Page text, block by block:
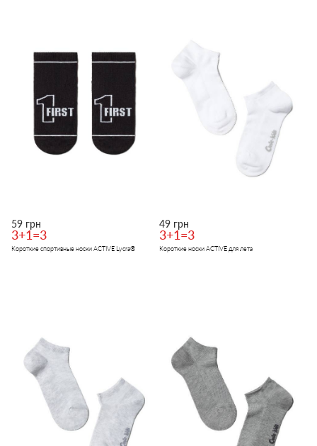
59 грн
3+1=3
Короткие спортивные носки ACTIVE Lycra®
49 грн
3+1=3
Короткие носки ACTIVE для лета